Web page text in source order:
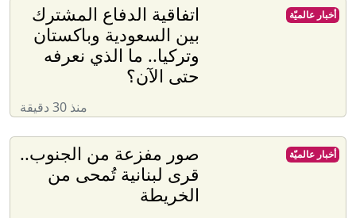
اتفاقية الدفاع المشترك
بين السعودية وباكستان
وتركيا.. ما الذي نعرفه
حتى الآن؟
منذ 30 دقيقة
أخبار عالميّة
صور مفزعة من الجنوب..
قرى لبنانية تُمحى من
الخريطة
أخبار عالميّة